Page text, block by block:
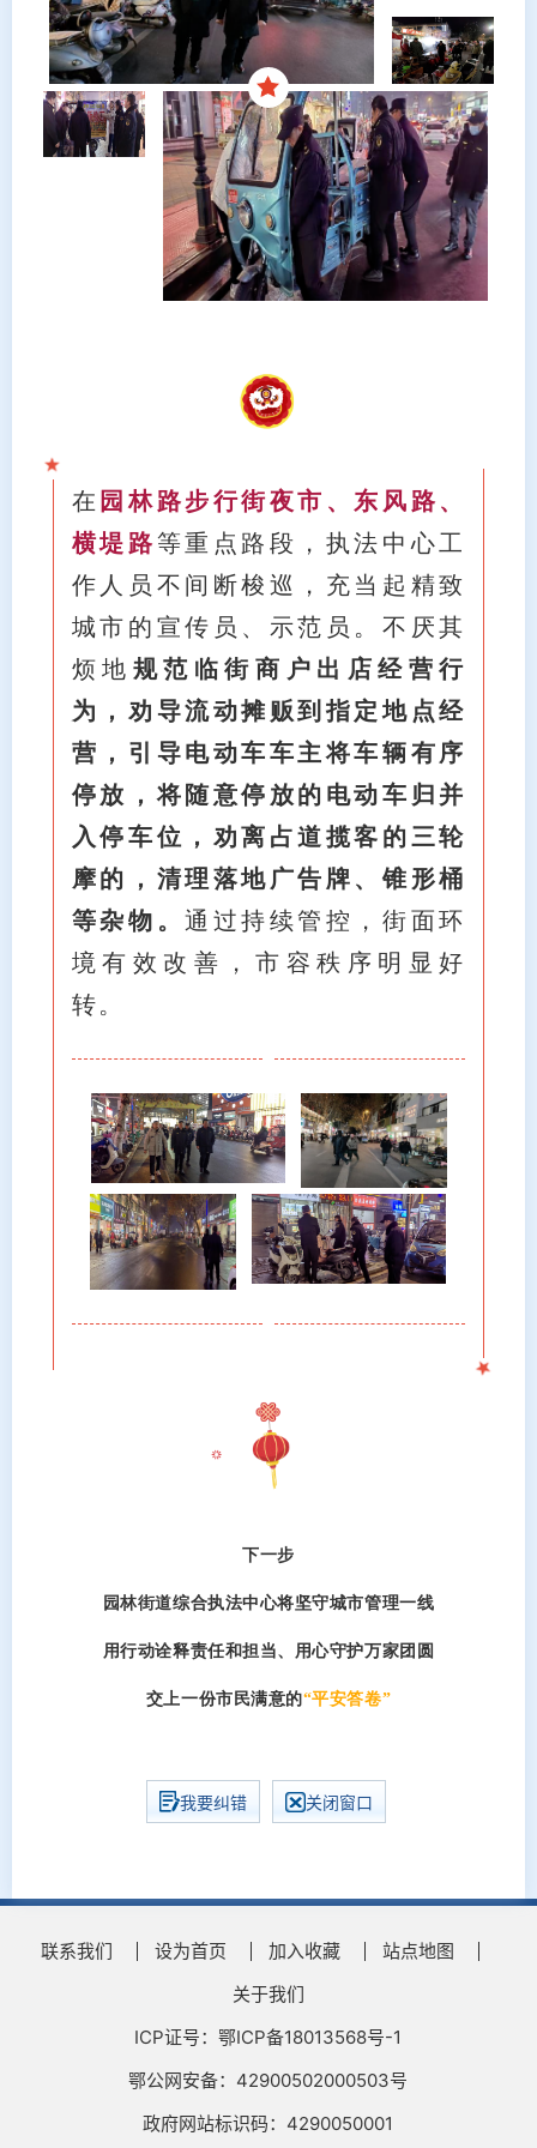
在 园林路步行街夜市、东风路、
横堤路等重点路段，执法中心工
作人员不间断梭巡，充当起精致
城市的宣传员、示范员。不厌其
烦地 规范临街商户出店经营行
为，劝导流动摊贩到指定地点经
营，引导电动车车主将车辆有序
停放，将随意停放的电动车归并
入停车位，劝离占道揽客的三轮
摩的，清理落地广告牌、锥形桶
等杂物。通过持续管控，街面环
境有效改善，市容秩序明显好
转。
下一步
园林街道综合执法中心将坚守城市管理一线
用行动诠释责任和担当、用心守护万家团圆
交上一份市民满意的“平安答卷”
我要纠错 关闭窗口
联系我们 设为首页 加入收藏
站点地图
关于我们
ICP证号：鄂ICP备18013568号-1
鄂公网安备：42900502000503号
政府网站标识码：4290050001